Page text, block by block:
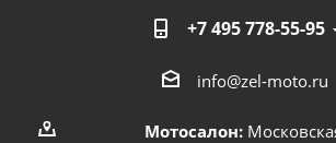
+7 495 778-55-95
info@zel-moto.ru
Мотосалон: